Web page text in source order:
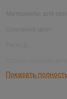
Материалы для
Фасовка:
Показать